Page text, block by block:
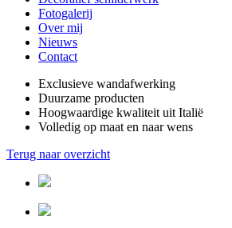
Fotogalerij
Over mij
Nieuws
Contact
Exclusieve wandafwerking
Duurzame producten
Hoogwaardige kwaliteit uit Italië
Volledig op maat en naar wens
Terug naar overzicht